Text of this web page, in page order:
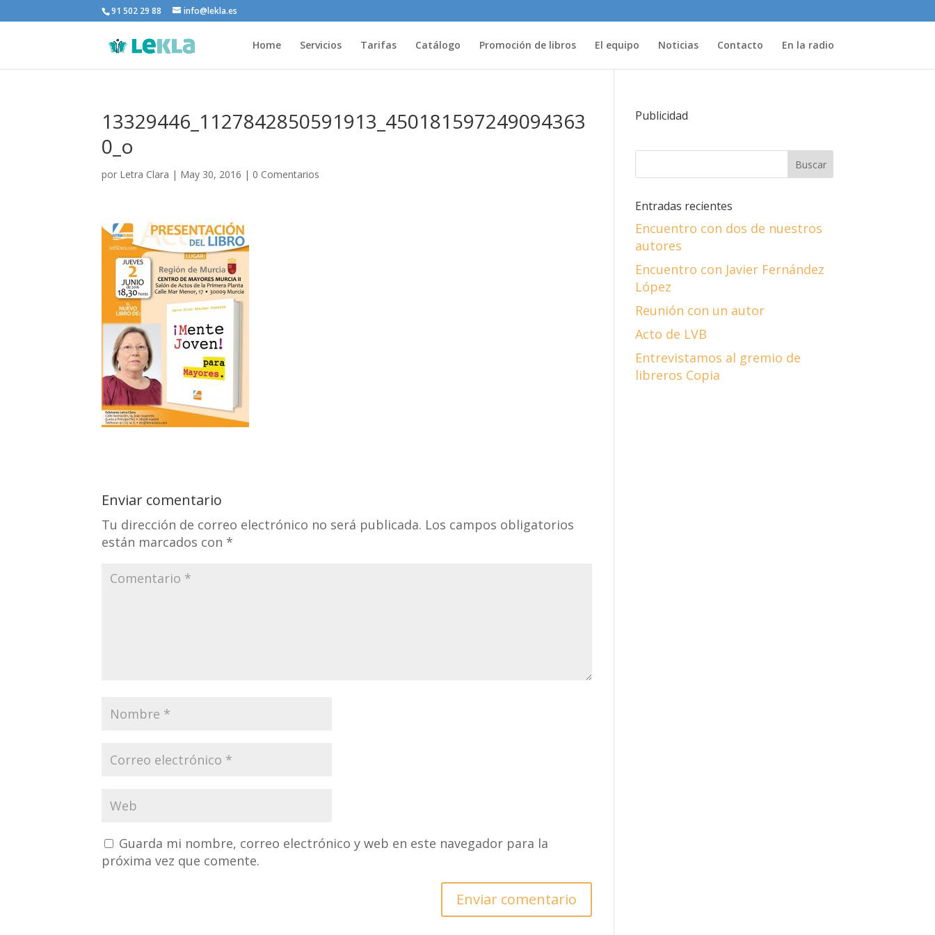
91 502 29 88 info@lekla.es
Home Servicios Tarifas Catálogo Promoción de libros El equipo Noticias Contacto En la radio
13329446_1127842850591913_450181597249094363
0_o
por Letra Clara | May 30, 2016 | 0 Comentarios
Enviar comentario
Tu dirección de correo electrónico no será publicada. Los campos obligatorios
están marcados con *
Guarda mi nombre, correo electrónico y web en este navegador para la
próxima vez que comente.
Publicidad
Entradas recientes
Encuentro con dos de nuestros
autores
Encuentro con Javier Fernández
López
Reunión con un autor
Acto de LVB
Entrevistamos al gremio de
libreros Copia